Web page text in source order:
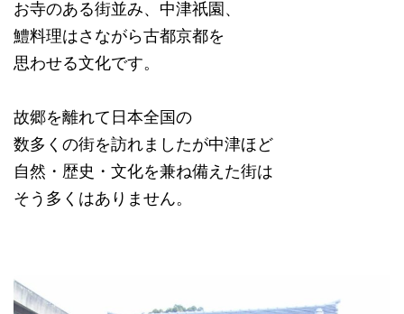
お寺のある街並み、中津祇園、
鱧料理はさながら古都京都を
思わせる文化です。
故郷を離れて日本全国の
数多くの街を訪れましたが中津ほど
自然・歴史・文化を兼ね備えた街は
そう多くはありません。